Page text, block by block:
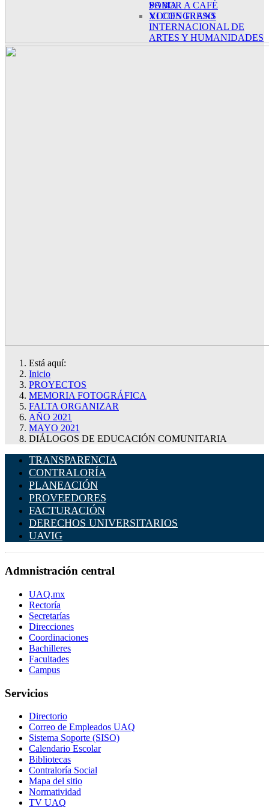
SABOR A CAFÉ
XI CONGRESO
INTERNACIONAL DE
ARTES Y HUMANIDADES
POMA
VOCES TRANS
Está aquí:
Inicio
PROYECTOS
MEMORIA FOTOGRÁFICA
FALTA ORGANIZAR
AÑO 2021
MAYO 2021
DIÁLOGOS DE EDUCACIÓN COMUNITARIA
TRANSPARENCIA
CONTRALORÍA
PLANEACIÓN
PROVEEDORES
FACTURACIÓN
DERECHOS UNIVERSITARIOS
UAVIG
Admnistración central
UAQ.mx
Rectoría
Secretarías
Direcciones
Coordinaciones
Bachilleres
Facultades
Campus
Servicios
Directorio
Correo de Empleados UAQ
Sistema Soporte (SISO)
Calendario Escolar
Bibliotecas
Contraloría Social
Mapa del sitio
Normatividad
TV UAQ